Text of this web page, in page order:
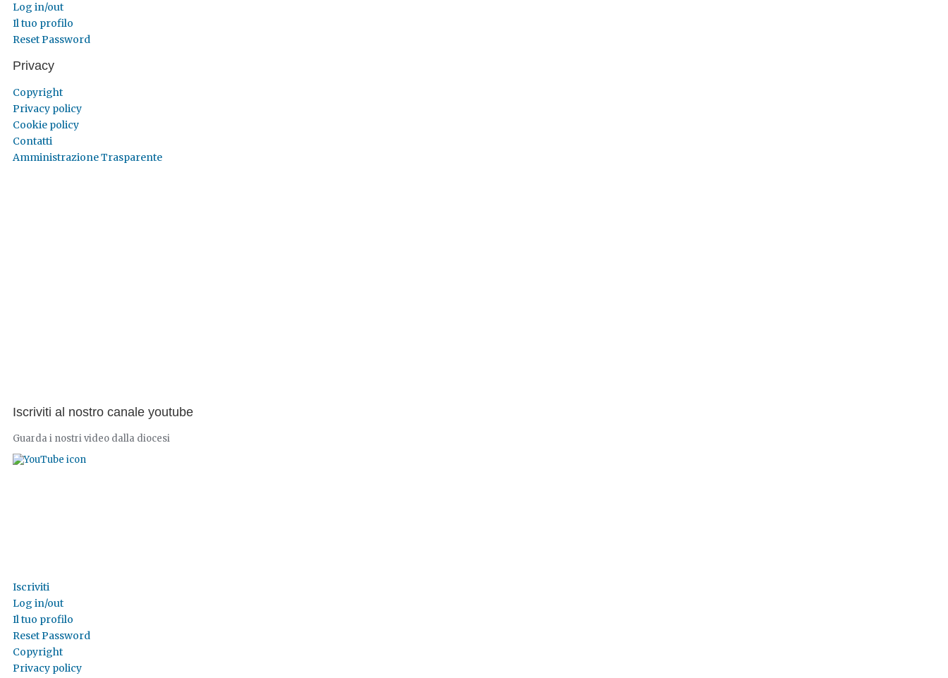
Log in/out
Il tuo profilo
Reset Password
Privacy
Copyright
Privacy policy
Cookie policy
Contatti
Amministrazione Trasparente
Iscriviti al nostro canale youtube
Guarda i nostri video dalla diocesi
Iscriviti
Log in/out
Il tuo profilo
Reset Password
Copyright
Privacy policy